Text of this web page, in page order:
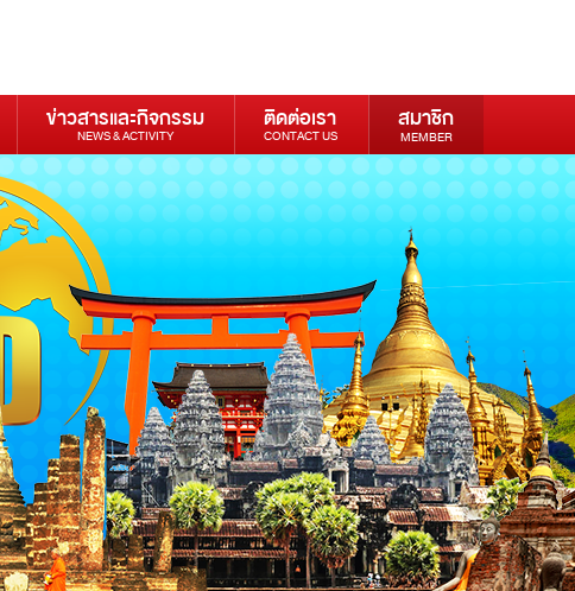
ข่าวสารและกิจกรรม
NEWS & ACTIVITY
ติดต่อเรา
CONTACT US
สมาชิก
MEMBER